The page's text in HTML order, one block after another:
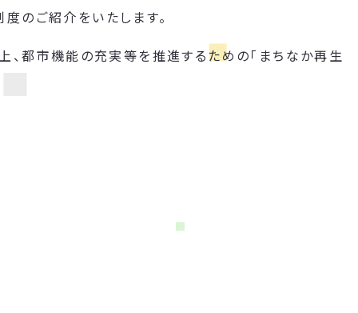
のご紹介をいたします。
、都市機能の充実等を推進するための「まちなか再生